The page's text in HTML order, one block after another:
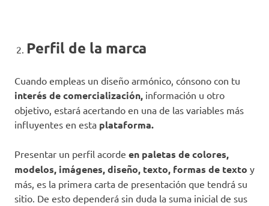
Perfil de la marca
Cuando empleas un diseño armónico, cónsono con tu
interés de comercialización, información u otro
objetivo, estará acertando en una de las variables más
influyentes en esta plataforma.
Presentar un perfil acorde en paletas de colores,
modelos, imágenes, diseño, texto, formas de texto y
más, es la primera carta de presentación que tendrá su
sitio. De esto dependerá sin duda la suma inicial de sus